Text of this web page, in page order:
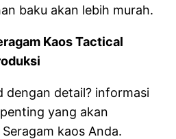
baku akan lebih murah.
Kaos Tactical
dengan detail? informasi
yang akan
kaos Anda.